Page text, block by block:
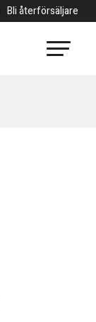
Bli återförsäljare